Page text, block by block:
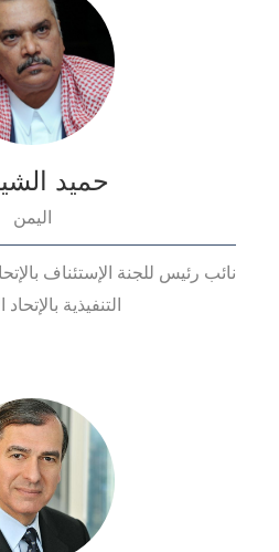
حميد
اليمن
نائب رئيس للجنة الإستئناف
التنفيذية